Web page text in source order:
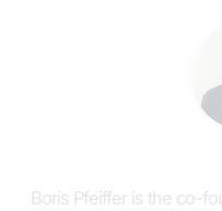
Boris Pfeiffer is the co-